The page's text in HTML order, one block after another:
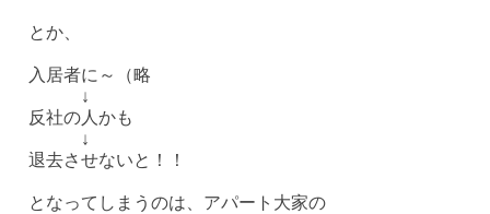
とか、
入居者に～（略
↓
反社の人かも
↓
退去させないと！！
となってしまうのは、アパート大家の